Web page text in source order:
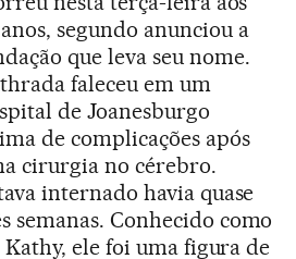
segundo anunciou a
que leva seu nome.
faleceu em um
de Joanesburgo
de complicações após
cirurgia no cérebro.
internado havia quase
semanas. Conhecido como
ele foi uma figura de